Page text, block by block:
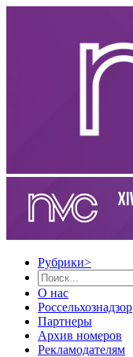
Рубрики>
О нас
Россельхознадзор
Партнеры
Архив номеров
Рекламодателям